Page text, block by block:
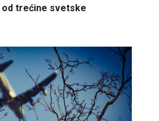
od trećine svetske